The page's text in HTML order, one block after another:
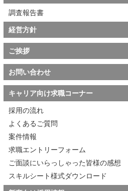
調査報告書
経営方針
ご挨拶
お問い合わせ
キャリア向け求職コーナー
採用の流れ
よくあるご質問
案件情報
求職エントリーフォーム
ご面談にいらっしゃった皆様の感想
スキルシート様式ダウンロード